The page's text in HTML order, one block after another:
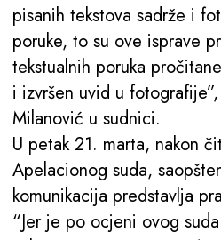
pisanih tekstova sadrže i
poruke, to su ove isprave
tekstualnih poruka
i izvršen uvid u
Milanović u sudnici.
U petak 21. marta, nakon
Apelacionog suda,
komunikacija predstavlja
“Jer je po ocjeni ovog